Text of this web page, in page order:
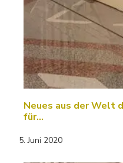
Neues aus der Welt
für…
5. Juni 2020